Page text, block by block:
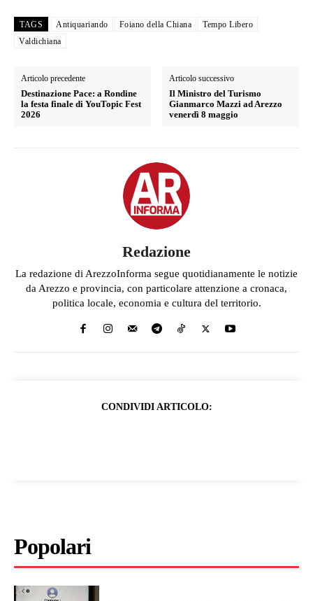
TAGS Antiquariando Foiano della Chiana
Tempo Libero
Valdichiana
Articolo precedente
Destinazione Pace: a Rondine
la festa finale di YouTopic Fest
2026
Articolo successivo
Il Ministro del Turismo
Gianmarco Mazzi ad Arezzo
venerdì 8 maggio
Redazione
La redazione di ArezzoInforma segue quotidianamente le notizie
da Arezzo e provincia, con particolare attenzione a cronaca,
politica locale, economia e cultura del territorio.
CONDIVIDI ARTICOLO:
Popolari